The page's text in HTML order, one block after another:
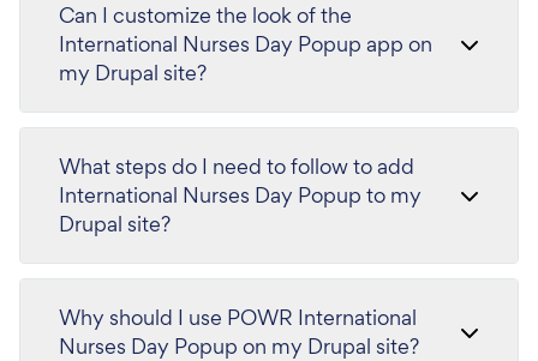
Can I customize the look of the
International Nurses Day Popup app on
my Drupal site?
What steps do I need to follow to add
International Nurses Day Popup to my
Drupal site?
Why should I use POWR International
Nurses Day Popup on my Drupal site?